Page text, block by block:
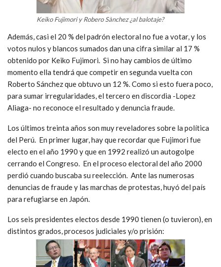
Keiko Fujimori y Robero Sànchez ¿al balotaje?
Además,casi el 20 % del padrón electoral no fue a votar, y los
votos nulos y blancos sumados dan una cifra similar al 17 %
obtenido por Keiko Fujimori. Si no hay cambios de último
momento ella tendrá que competir en segunda vuelta con
Roberto Sánchez que obtuvo un 12 %. Como si esto fuera poco,
para sumar irregularidades, el tercero en discordia -Lopez
Aliaga- no reconoce el resultado y denuncia fraude.
Los últimos treinta años son muy reveladores sobre la política
del Perú. En primer lugar, hay que recordar que Fujimori fue
electo en el año 1990 y que en 1992 realizó un autogolpe
cerrando el Congreso. En el proceso electoral del año 2000
perdió cuando buscaba su reelección. Ante las numerosas
denuncias de fraude y las marchas de protestas, huyó del país
para refugiarse en Japón.
Los seis presidentes electos desde 1990 tienen (o tuvieron), en
distintos grados, procesos judiciales y/o prisión: